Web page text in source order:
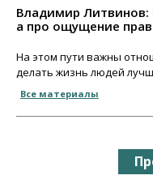
Владимир Литвинов:
а про ощущение
На этом пути важны
делать жизнь людей
Все материалы